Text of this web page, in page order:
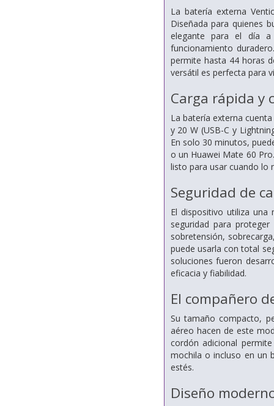
La batería externa
Diseñada para quienes
elegante para el día a
funcionamiento
permite hasta 44 horas
versátil es perfecta para
Carga rápida y
La batería externa
y 20 W (USB-C y
En solo 30 minutos,
o un Huawei Mate 60
listo para usar cuando lo
Seguridad de
El dispositivo utiliza
seguridad para
sobretensión,
puede usarla con total
soluciones fueron
eficacia y fiabilidad.
El compañero
Su tamaño compacto,
aéreo hacen de este
cordón adicional
mochila o incluso en un
estés.
Diseño